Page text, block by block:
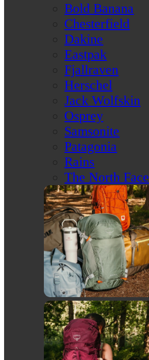
Bold Banana
Chesterfield
Dakine
Eastpak
Fjallraven
Herschel
Jack Wolfskin
Osprey
Samsonite
Patagonia
Rains
The North Face